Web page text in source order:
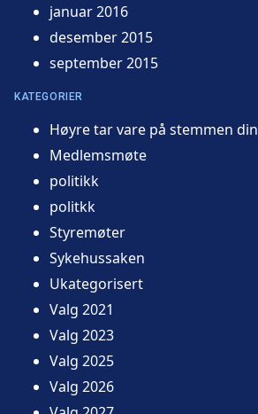
januar 2016
desember 2015
september 2015
KATEGORIER
Høyre tar vare på stemmen din
Medlemsmøte
politikk
politkk
Styremøter
Sykehussaken
Ukategorisert
Valg 2021
Valg 2023
Valg 2025
Valg 2026